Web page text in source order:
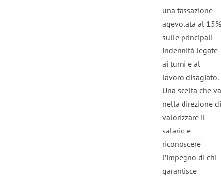
una tassazione
agevolata al 15%
sulle principali
indennità legate
ai turni e al
lavoro disagiato.
Una scelta che va
nella direzione di
valorizzare il
salario e
riconoscere
l’impegno di chi
garantisce